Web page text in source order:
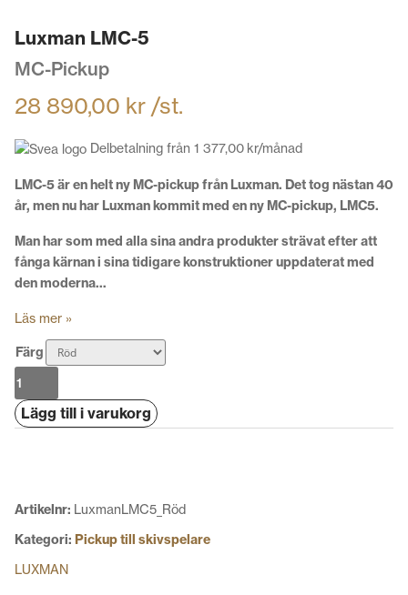
Luxman LMC-5
MC-Pickup
28 890,00 kr /st.
Delbetalning från 1 377,00 kr/månad
LMC-5 är en helt ny MC-pickup från Luxman. Det tog nästan 40
år, men nu har Luxman kommit med en ny MC-pickup, LMC5.
Man har som med alla sina andra produkter strävat efter att
fånga kärnan i sina tidigare konstruktioner uppdaterat med
den moderna…
Läs mer »
Färg
Luxman
LMC-
5 Lägg till i varukorg
Artikelnr: LuxmanLMC5_Röd
Kategori: Pickup till skivspelare
LUXMAN